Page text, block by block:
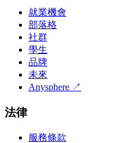
就業機會
部落格
社群
學生
品牌
未來
Anysphere ↗
法律
服務條款